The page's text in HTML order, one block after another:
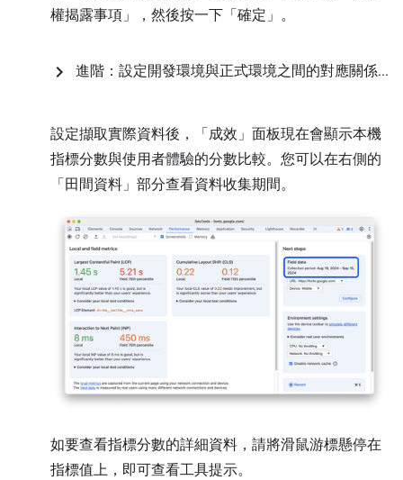
權揭露事項」
，然後按一下「確定」 。
進階：設定開發環境與正式環境之間的對應關係...
設定擷取實際資料後，「成效」 面板現在會顯示本機
指標分數與使用者體驗的分數比較。您可以在右側的
「田間資料」 部分查看資料收集期間。
如要查看指標分數的詳細資料，請將滑鼠游標懸停在
指標值上，即可查看工具提示。